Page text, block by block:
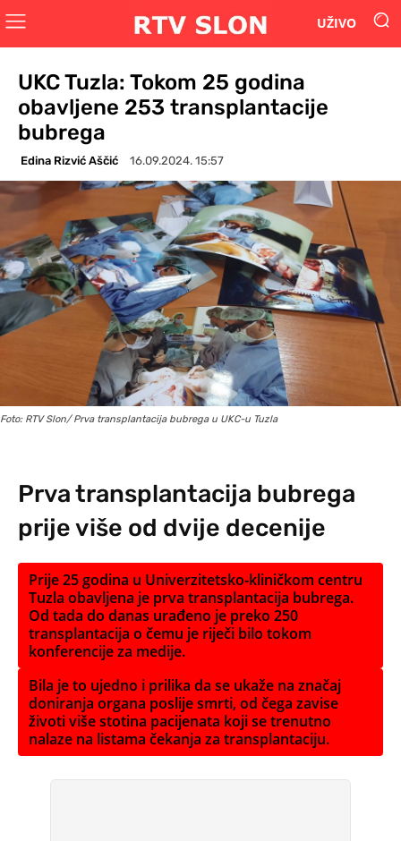
UŽIVO
UKC Tuzla: Tokom 25 godina
obavljene 253 transplantacije
bubrega
Edina Rizvić Aščić 16.09.2024. 15:57
Foto: RTV Slon/ Prva transplantacija bubrega u UKC-u Tuzla
Prva transplantacija bubrega
prije više od dvije decenije
Prije 25 godina u Univerzitetsko-kliničkom centru
Tuzla obavljena je prva transplantacija bubrega.
Od tada do danas urađeno je preko 250
transplantacija o čemu je riječi bilo tokom
konferencije za medije.
Bila je to ujedno i prilika da se ukaže na značaj
doniranja organa poslije smrti, od čega zavise
životi više stotina pacijenata koji se trenutno
nalaze na listama čekanja za transplantaciju.